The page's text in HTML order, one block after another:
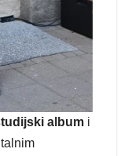
album i